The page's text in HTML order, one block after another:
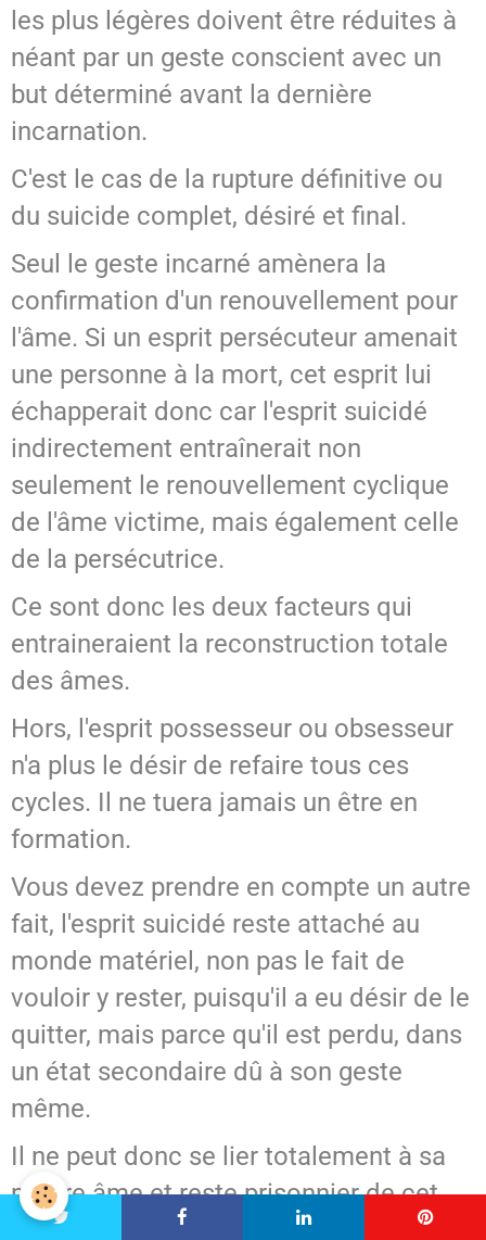
les plus légères doivent être réduites à
néant par un geste conscient avec un
but déterminé avant la dernière
incarnation.
C'est le cas de la rupture définitive ou
du suicide complet, désiré et final.
Seul le geste incarné amènera la
confirmation d'un renouvellement pour
l'âme. Si un esprit persécuteur amenait
une personne à la mort, cet esprit lui
échapperait donc car l'esprit suicidé
indirectement entraînerait non
seulement le renouvellement cyclique
de l'âme victime, mais également celle
de la persécutrice.
Ce sont donc les deux facteurs qui
entraineraient la reconstruction totale
des âmes.
Hors, l'esprit possesseur ou obsesseur
n'a plus le désir de refaire tous ces
cycles. Il ne tuera jamais un être en
formation.
Vous devez prendre en compte un autre
fait, l'esprit suicidé reste attaché au
monde matériel, non pas le fait de
vouloir y rester, puisqu'il a eu désir de le
quitter, mais parce qu'il est perdu, dans
un état secondaire dû à son geste
même.
Il ne peut donc se lier totalement à sa
propre âme et reste prisonnier de cet
état.